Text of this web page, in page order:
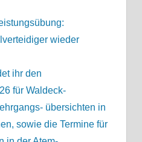
wieder
ihr den
für Waldeck-
übersichten in
sowie die Termine für